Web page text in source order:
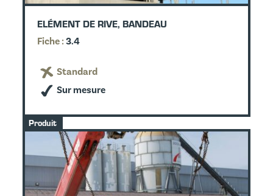
ELÉMENT DE RIVE, BANDEAU
Fiche :3.4
Standard
Sur mesure
Produit